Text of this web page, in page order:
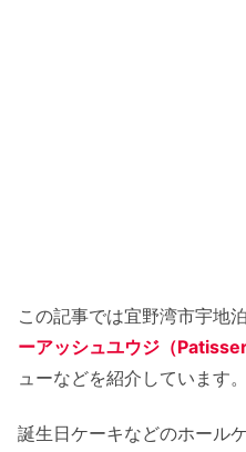
この記事では宜野湾市宇地
ーアッシュユウジ（
ューなどを紹介しています。
誕生日ケーキなどのホール